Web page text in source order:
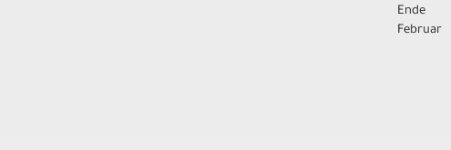
Ende
Februar